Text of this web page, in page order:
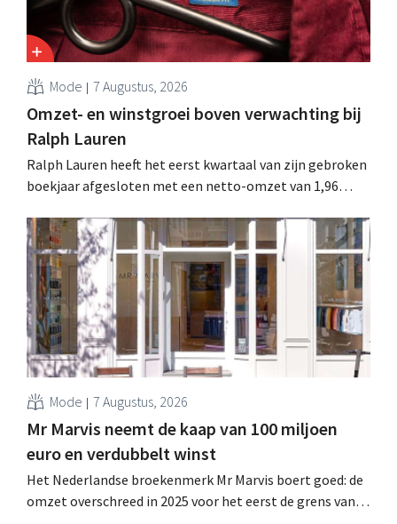
Mode 7 Augustus, 2026
Omzet- en winstgroei boven verwachting bij
Ralph Lauren
Ralph Lauren heeft het eerst kwartaal van zijn gebroken
boekjaar afgesloten met een netto-omzet van 1,96
is dan een jaar eerder. Na die beter dan verwachte start
verhoogt het bedrijf ook zijn vooruitzichten voor het
volledige boekjaar.
Mode 7 Augustus, 2026
Mr Marvis neemt de kaap van 100 miljoen
euro en verdubbelt winst
Het Nederlandse broekenmerk Mr Marvis boert goed: de
omzet overschreed in 2025 voor het eerst de grens van